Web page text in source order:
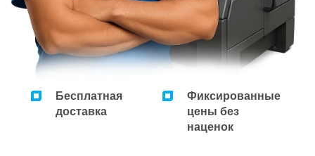
Бесплатная
доставка
Фиксированные
цены без
наценок